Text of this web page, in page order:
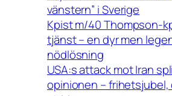
vänstern” i Sverige
Kpist m/40 Thompson-
tjänst – en dyr men
nödlösning
USA:s attack mot Iran
opinionen –